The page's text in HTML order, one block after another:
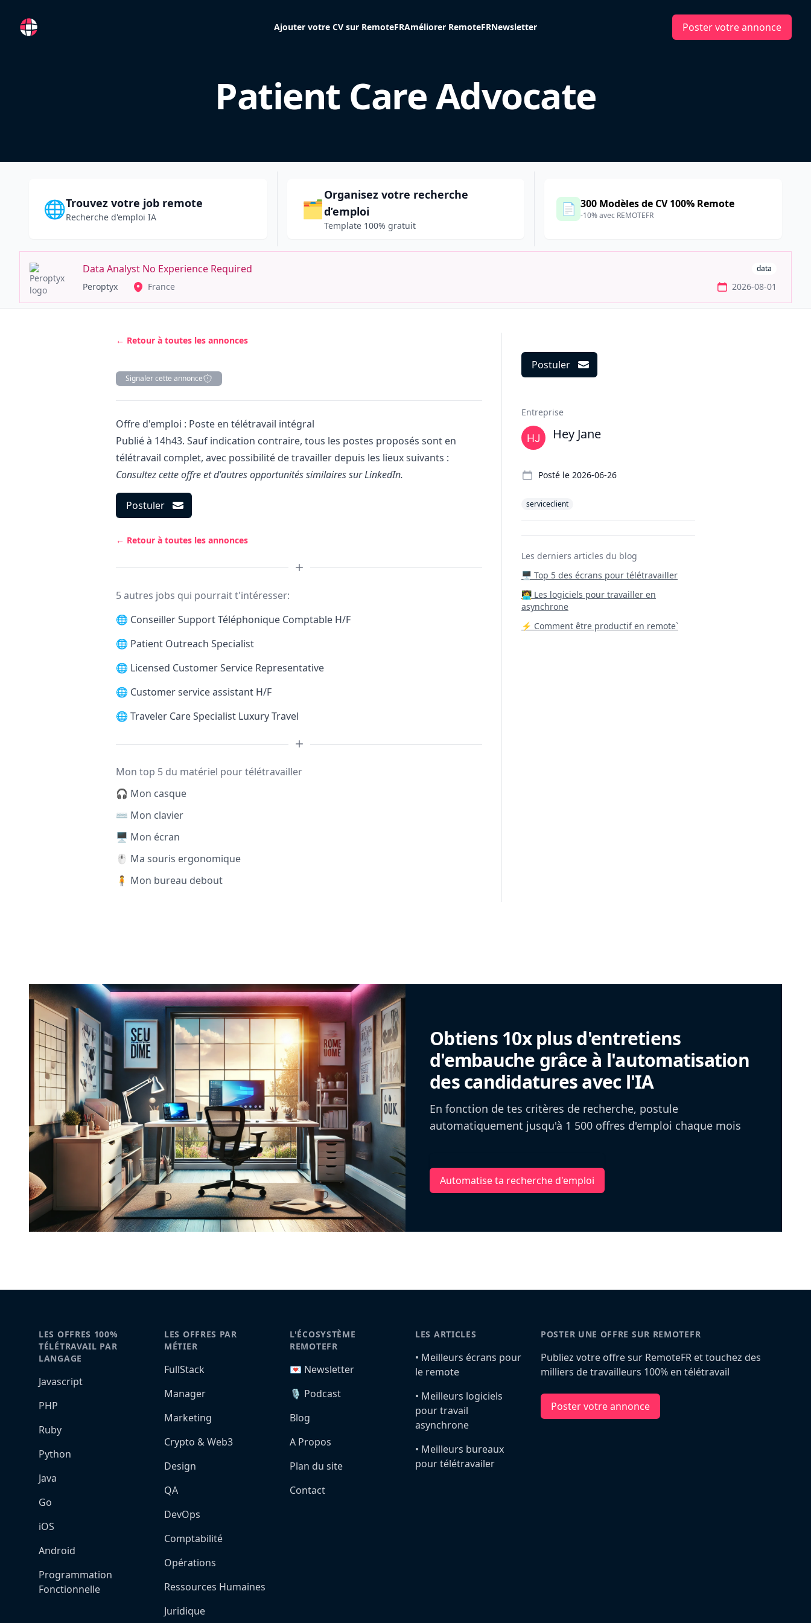
RemoteFR Ajouter votre CV sur RemoteFRAméliorer RemoteFRNewsletter Poster votre annonce
Patient Care Advocate
🌐Trouvez votre job remote
Recherche d'emploi IA 🗂️
Organisez votre recherche
d’emploi
Template 100% gratuit
📄 300 Modèles de CV 100% Remote
-10% avec REMOTEFR
Data Analyst No Experience Required data
Peroptyx France 2026-08-01
← Retour à toutes les annonces
Signaler cette annonce
Description
Offre d'emploi : Poste en télétravail intégral
Publié à 14h43. Sauf indication contraire, tous les postes proposés sont en
télétravail complet, avec possibilité de travailler depuis les lieux suivants :
Consultez cette offre et d'autres opportunités similaires sur LinkedIn.
Postuler
← Retour à toutes les annonces
5 autres jobs qui pourrait t'intéresser:
🌐 Conseiller Support Téléphonique Comptable H/F
🌐 Patient Outreach Specialist
🌐 Licensed Customer Service Representative
🌐 Customer service assistant H/F
🌐 Traveler Care Specialist Luxury Travel
Mon top 5 du matériel pour télétravailler
🎧 Mon casque
⌨️ Mon clavier
🖥️ Mon écran
🖱️ Ma souris ergonomique
🧍 Mon bureau debout
Postuler
Entreprise
Hey Jane
Posté le 2026-06-26
serviceclient
Les derniers articles du blog
🖥️ Top 5 des écrans pour télétravailler
‍🧑‍💻 Les logiciels pour travailler en
asynchrone
⚡ Comment être productif en remote`
Obtiens 10x plus d'entretiens
d'embauche grâce à l'automatisation
des candidatures avec l'IA
En fonction de tes critères de recherche, postule
automatiquement jusqu'à 1 500 offres d'emploi chaque mois
Automatise ta recherche d'emploi
LES OFFRES 100%
TÉLÉTRAVAIL PAR
LANGAGE
Javascript
PHP
Ruby
Python
Java
Go
iOS
Android
Programmation
Fonctionnelle
LES OFFRES PAR
MÉTIER
FullStack
Manager
Marketing
Crypto & Web3
Design
QA
DevOps
Comptabilité
Opérations
Ressources Humaines
Juridique
L'ÉCOSYSTÈME
REMOTEFR
💌 Newsletter
🎙️ Podcast
Blog
A Propos
Plan du site
Contact
LES ARTICLES
•️ Meilleurs écrans pour
le remote
•️ Meilleurs logiciels
pour travail
asynchrone
•️ Meilleurs bureaux
pour télétravailer
POSTER UNE OFFRE SUR REMOTEFR
Publiez votre offre sur RemoteFR et touchez des
milliers de travailleurs 100% en télétravail
Poster votre annonce